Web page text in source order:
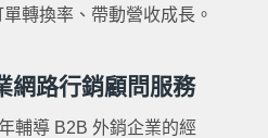
轉換率、帶動營收成長。
網路行銷顧問服務
輔導 B2B 外銷企業的經